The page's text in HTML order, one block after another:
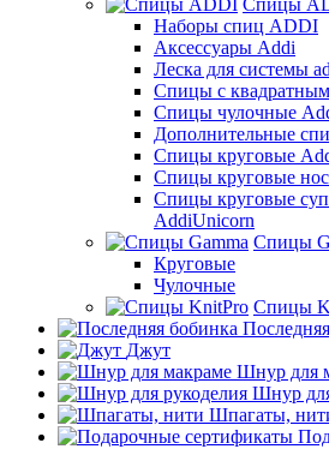
Спицы
Наборы спиц ADDI
Аксессуары Addi
Леска для системы
Спицы с
Спицы чулочные
Дополнительные
Спицы круговые
Спицы круговые
Спицы круговые
AddiUnicorn
Спицы
Круговые
Чулочные
Спицы
Джут
Шнур для
Шнур
Шпагаты,